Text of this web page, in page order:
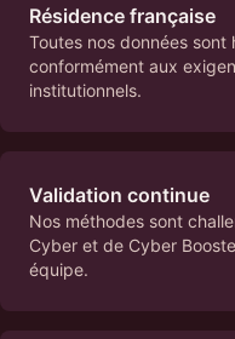
Résidence française
Toutes nos données sont
conformément aux
institutionnels.
Validation continue
Nos méthodes sont
Cyber et de Cyber
équipe.